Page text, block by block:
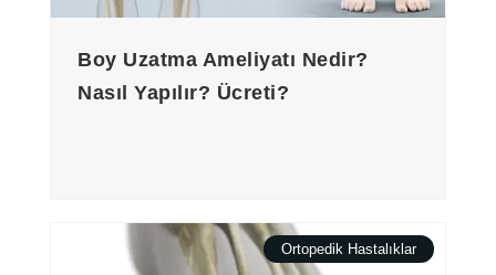
Boy Uzatma Ameliyatı Nedir?
Nasıl Yapılır? Ücreti?
Ortopedik Hastalıklar